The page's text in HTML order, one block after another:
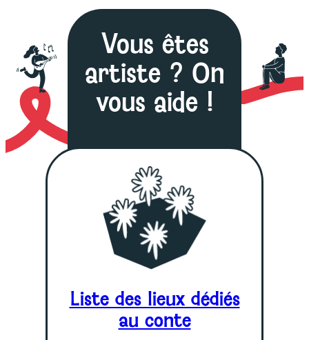
Vous êtes
artiste ? On
vous aide !
Liste des lieux dédiés
au conte